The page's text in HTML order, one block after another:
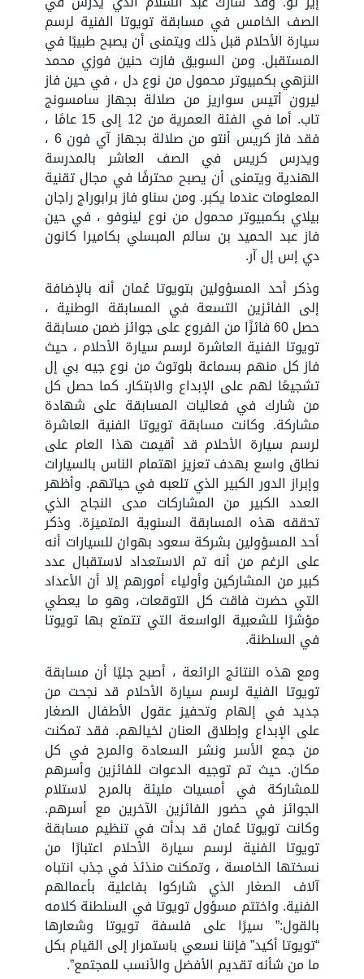
الصف الخامس في مسابقة تويوتا الفنية لرسم
سيارة الأحلام قبل ذلك ويتمنى أن يصبح طبيبًا في
المستقبل. ومن السويق فازت حنين فوزي محمد
النزهي بكمبيوتر محمول من نوع دل ، في حين فاز
ليرون أتيس سواريز من صلالة بجهاز سامسونج
تاب. أما في الفئة العمرية من 12 إلى 15 عامًا ،
فقد فاز كريس أنتو من صلالة بجهاز آي فون 6 ،
ويدرس كريس في الصف العاشر بالمدرسة
الهندية ويتمنى أن يصبح محترفًا في مجال تقنية
المعلومات عندما يكبر. ومن سناو فاز برابوراج راجان
بيلاي بكمبيوتر محمول من نوع لينوفو ، في حين
فاز عبد الحميد بن سالم المبسلي بكاميرا كانون
دي إس إل آر.
وذكر أحد المسؤولين بتويوتا عُمان أنه بالإضافة
إلى الفائزين التسعة في المسابقة الوطنية ،
حصل 60 فائزًا من الفروع على جوائز ضمن مسابقة
تويوتا الفنية العاشرة لرسم سيارة الأحلام ، حيث
فاز كل منهم بسماعة بلوتوث من نوع جيه بي إل
تشجيعًا لهم على الإبداع والابتكار. كما حصل كل
من شارك في فعاليات المسابقة على شهادة
مشاركة. وكانت مسابقة تويوتا الفنية العاشرة
لرسم سيارة الأحلام قد أقيمت هذا العام على
نطاق واسع بهدف تعزيز اهتمام الناس بالسيارات
وإبراز الدور الكبير الذي تلعبه في حياتهم. وأظهر
العدد الكبير من المشاركات مدى النجاح الذي
تحققه هذه المسابقة السنوية المتميزة. وذكر
أحد المسؤولين بشركة سعود بهوان للسيارات أنه
على الرغم من أنه تم الاستعداد لاستقبال عدد
كبير من المشاركين وأولياء أمورهم إلا أن الأعداد
التي حضرت فاقت كل التوقعات، وهو ما يعطي
مؤشرًا للشعبية الواسعة التي تتمتع بها تويوتا
في السلطنة.
ومع هذه النتائج الرائعة ، أصبح جليًا أن مسابقة
تويوتا الفنية لرسم سيارة الأحلام قد نجحت من
جديد في إلهام وتحفيز عقول الأطفال الصغار
على الإبداع وإطلاق العنان لخيالهم. فقد تمكنت
من جمع الأسر ونشر السعادة والمرح في كل
مكان. حيث تم توجيه الدعوات للفائزين وأسرهم
للمشاركة في أمسيات مليئة بالمرح لاستلام
الجوائز في حضور الفائزين الآخرين مع أسرهم.
وكانت تويوتا عُمان قد بدأت في تنظيم مسابقة
تويوتا الفنية لرسم سيارة الأحلام اعتبارًا من
نسختها الخامسة ، وتمكنت منذئذ في جذب انتباه
آلاف الصغار الذي شاركوا بفاعلية بأعمالهم
الفنية. واختتم مسؤول تويوتا في السلطنة كلامه
بالقول:” سيرًا على فلسفة تويوتا وشعارها
“تويوتا أكيد” فإننا نسعي باستمرار إلى القيام بكل
ما من شأنه تقديم الأفضل والأنسب للمجتمع”.